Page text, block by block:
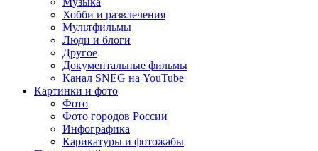
Хобби и развлечения
Мультфильмы
Люди и блоги
Другое
Документальные фильмы
Канал SNEG на YouTube
Картинки и фото
Фото
Фото городов России
Инфографика
Карикатуры и фотожабы